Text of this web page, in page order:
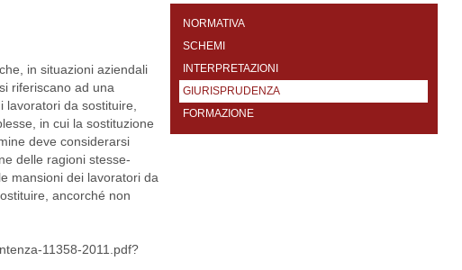
in situazioni aziendali
riferiscano ad una
da sostituire,
in cui la sostituzione
deve considerarsi
delle ragioni stesse-
mansioni dei lavoratori da
ancorché non
11358-2011.pdf?
NORMATIVA
SCHEMI
INTERPRETAZIONI
GIURISPRUDENZA
FORMAZIONE